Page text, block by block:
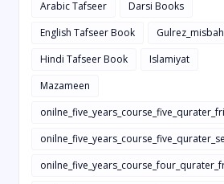
Arabic Tafseer
Darsi Books
English Tafseer Book
Hindi Tafseer Book
Islamiyat
Mazameen